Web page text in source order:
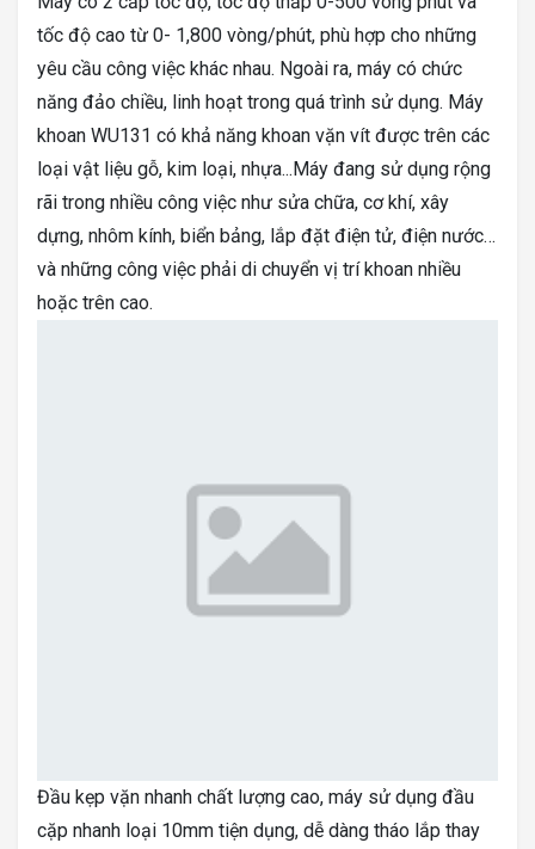
tốc độ cao từ 0- 1,800 vòng/phút, phù hợp cho những
yêu cầu công việc khác nhau. Ngoài ra, máy có chức
năng đảo chiều, linh hoạt trong quá trình sử dụng. Máy
khoan WU131 có khả năng khoan vặn vít được trên các
loại vật liệu gỗ, kim loại, nhựa...Máy đang sử dụng rộng
rãi trong nhiều công việc như sửa chữa, cơ khí, xây
dựng, nhôm kính, biển bảng, lắp đặt điện tử, điện nước…
và những công việc phải di chuyển vị trí khoan nhiều
hoặc trên cao.
Đầu kẹp vặn nhanh chất lượng cao, máy sử dụng đầu
cặp nhanh loại 10mm tiện dụng, dễ dàng tháo lắp thay